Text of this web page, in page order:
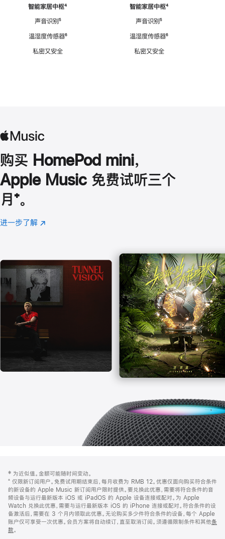
智能家居中枢脚
⁴
声音识别脚
⁵
温湿度传感器脚
⁶
私密又安全
智能家居中枢脚
⁴
声音识别脚
⁵
温湿度传感器脚
⁶
私密又安全
购买 HomePod mini，
Apple Music 免费试听三个
月 脚
注
⁺。
进一步了解 Apple
(在
口
中
打
开)
页
页
脚
注
‡ 为近似值。金额可能随时间变动。
⁺ 仅限新订阅用户。免费试用期结束后，每月收费为 RMB 12。优惠仅面向购买符合条件
的新设备的 Apple Music 新订阅用户限时提供。要兑换此优惠，需要将符合条件的音
频设备与运行最新版本 iOS 或 iPadOS 的 Apple 设备连接或配对。为 Apple
Watch 兑换此优惠，需要与运行最新版本 iOS 的 iPhone 连接或配对。符合条件的设
备激活后，需要在 3 个月内领取此优惠。无论购买多少件符合条件的设备，每个 Apple
账户仅可享受一次优惠。会员方案将自动续订，直至取消订阅。须遵循限制条件和其他条
款。